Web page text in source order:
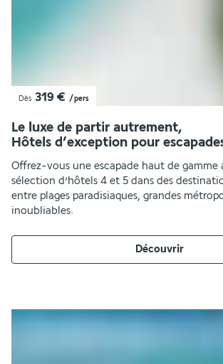
Dès 319 € /pers
Le luxe de partir autrement,
Hôtels d’exception pour
Offrez-vous une escapade haut de gamme
sélection d’hôtels 4 et 5 dans des
entre plages paradisiaques, grandes
inoubliables.
Découvrir